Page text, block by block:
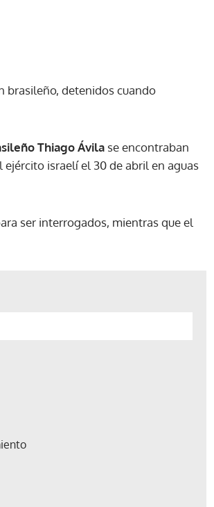
brasileño, detenidos cuando
Thiago Ávila se encontraban
israelí el 30 de abril en aguas
ser interrogados, mientras que el